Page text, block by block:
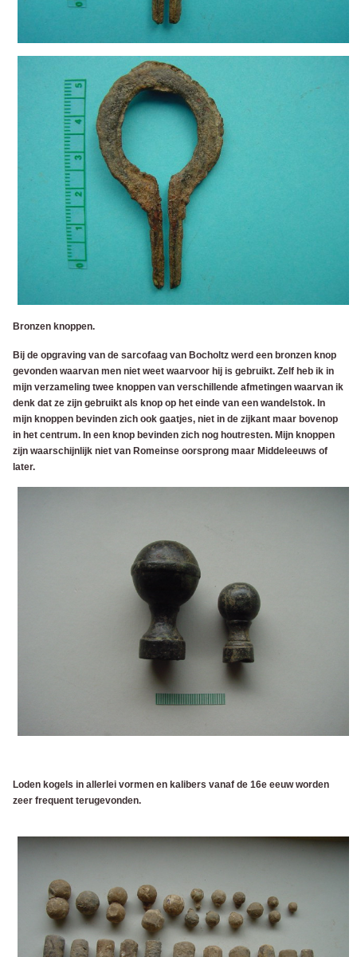
Bronzen knoppen.
Bij de opgraving van de sarcofaag van Bocholtz werd een bronzen knop
gevonden waarvan men niet weet waarvoor hij is gebruikt. Zelf heb ik in
mijn verzameling twee knoppen van verschillende afmetingen waarvan ik
denk dat ze zijn gebruikt als knop op het einde van een wandelstok. In
mijn knoppen bevinden zich ook gaatjes, niet in de zijkant maar bovenop
in het centrum. In een knop bevinden zich nog houtresten. Mijn knoppen
zijn waarschijnlijk niet van Romeinse oorsprong maar Middeleeuws of
later.
Loden kogels in allerlei vormen en kalibers vanaf de 16e eeuw worden
zeer frequent terugevonden.